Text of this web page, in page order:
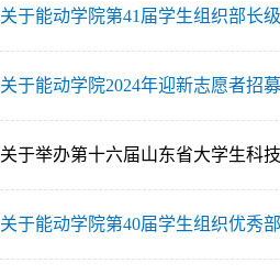
关于能动学院第41届学生组织部长
关于能动学院2024年迎新志愿者招
关于举办第十六届山东省大学生科
关于能动学院第40届学生组织优秀